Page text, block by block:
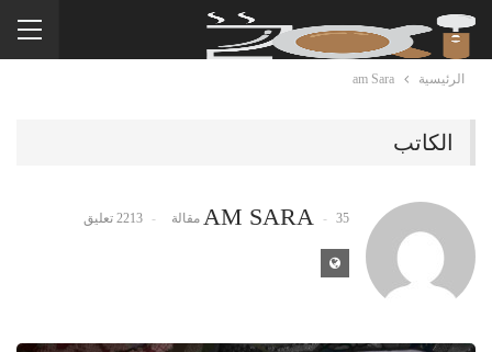
الرئيسية am Sara
الكاتب
AM SARA 35 مقالة 2213 تعليق